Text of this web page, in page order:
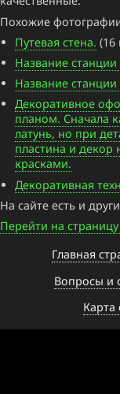
Похожие
Путевая стена. (16
Название
Название
Декоративное
планом. Сначала
латунь, но при
пластина и
красками.
Декоративная
На сайте есть и
Перейти на
Главная
Вопросы и
Карта